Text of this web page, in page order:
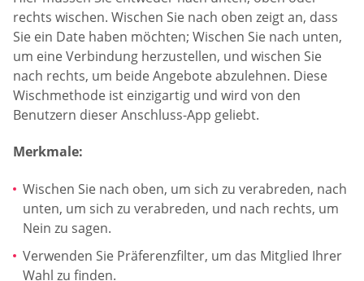
rechts wischen. Wischen Sie nach oben zeigt an, dass
Sie ein Date haben möchten; Wischen Sie nach unten,
um eine Verbindung herzustellen, und wischen Sie
nach rechts, um beide Angebote abzulehnen. Diese
Wischmethode ist einzigartig und wird von den
Benutzern dieser Anschluss-App geliebt.
Merkmale:
Wischen Sie nach oben, um sich zu verabreden, nach
unten, um sich zu verabreden, und nach rechts, um
Nein zu sagen.
Verwenden Sie Präferenzfilter, um das Mitglied Ihrer
Wahl zu finden.